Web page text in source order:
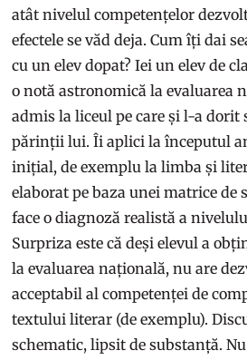
atât nivelul competențelor
efectele se văd deja. Cum îți dai
cu un elev dopat? Iei un elev de
o notă astronomică la evaluarea
admis la liceul pe care și l-a dorit
părinții lui. Îi aplici la începutul
inițial, de exemplu la limba și
elaborat pe baza unei matrice de
face o diagnoză realistă a
Surpriza este că deși elevul a
la evaluarea națională, nu are
acceptabil al competenței de
textului literar (de exemplu).
schematic, lipsit de substanță.